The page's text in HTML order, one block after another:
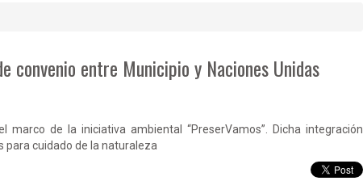
convenio entre Municipio y Naciones Unidas
de la iniciativa ambiental “PreserVamos”. Dicha integración
cuidado de la naturaleza